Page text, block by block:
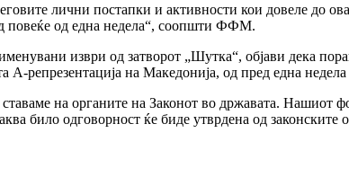
лични постапки и активности кои довеле до
повеќе од една недела“, соопшти ФФМ.
изври од затворот „Шутка“, објави дека
репрезентација на Македонија, од пред една
на органите на Законот во државата. Нашиот
било одговорност ќе биде утврдена од